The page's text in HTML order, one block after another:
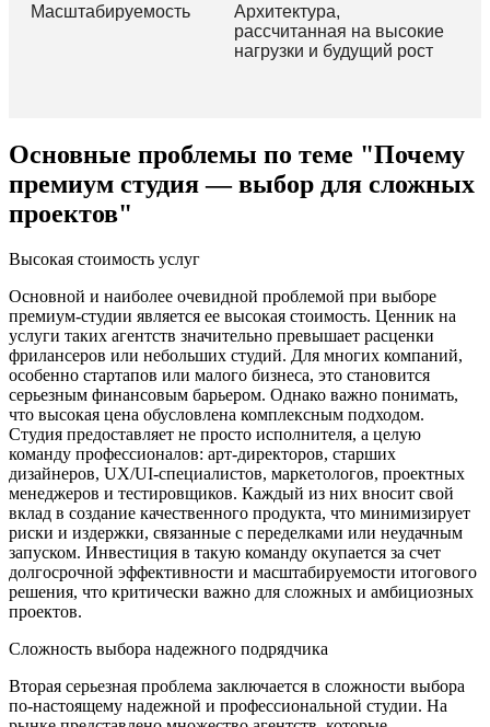
Масштабируемость
Архитектура,
рассчитанная на высокие
нагрузки и будущий рост
Основные проблемы по теме "Почему
премиум студия — выбор для сложных
проектов"
Высокая стоимость услуг
Основной и наиболее очевидной проблемой при выборе
премиум-студии является ее высокая стоимость. Ценник на
услуги таких агентств значительно превышает расценки
фрилансеров или небольших студий. Для многих компаний,
особенно стартапов или малого бизнеса, это становится
серьезным финансовым барьером. Однако важно понимать,
что высокая цена обусловлена комплексным подходом.
Студия предоставляет не просто исполнителя, а целую
команду профессионалов: арт-директоров, старших
дизайнеров, UX/UI-специалистов, маркетологов, проектных
менеджеров и тестировщиков. Каждый из них вносит свой
вклад в создание качественного продукта, что минимизирует
риски и издержки, связанные с переделками или неудачным
запуском. Инвестиция в такую команду окупается за счет
долгосрочной эффективности и масштабируемости итогового
решения, что критически важно для сложных и амбициозных
проектов.
Сложность выбора надежного подрядчика
Вторая серьезная проблема заключается в сложности выбора
по-настоящему надежной и профессиональной студии. На